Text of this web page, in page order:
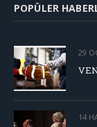
POPÜLER
29
14